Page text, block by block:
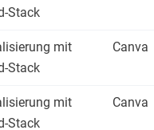
Stack
mit
Stack
Canva
mit
Stack
Canva